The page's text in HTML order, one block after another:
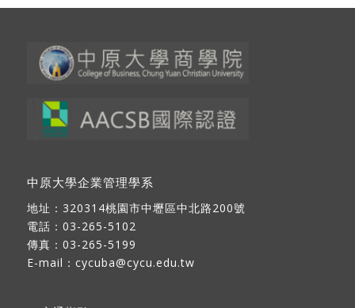
中原大學企業管理學系
地址： 320314桃園市中壢區中北路200號
電話：03-265-5102
傳真：03-265-5199
E-mail： cycuba@cycu.edu.tw